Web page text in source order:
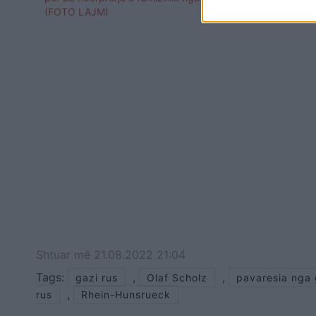
(FOTO LAJM)
Shtuar më 21.08.2022 21:04
Tags:
gazi rus , Olaf Scholz ,
pavaresia nga
rus
, Rhein-Hunsrueck